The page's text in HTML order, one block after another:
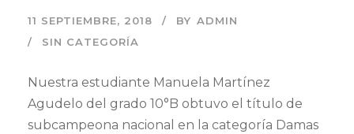
11 SEPTIEMBRE, 2018 BY ADMIN
SIN CATEGORÍA
Nuestra estudiante Manuela Martínez
Agudelo del grado 10°B obtuvo el título de
subcampeona nacional en la categoría Damas